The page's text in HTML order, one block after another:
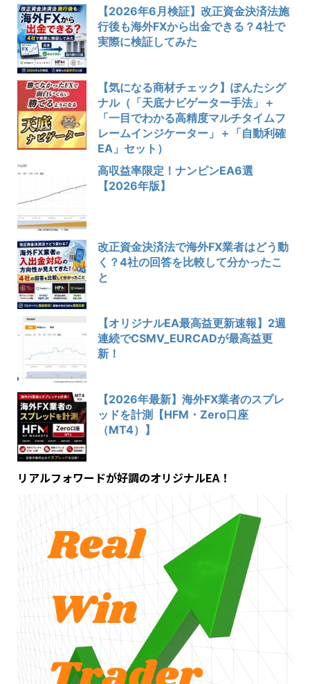
【2026年6月検証】改正資金決済法施
行後も海外FXから出金できる？4社で
実際に検証してみた
【気になる商材チェック】ぽんたシグ
ナル（「天底ナビゲーター手法」＋
「一目でわかる高精度マルチタイムフ
レームインジケーター」＋「自動利確
EA」セット）
高収益率限定！ナンピンEA6選
【2026年版】
改正資金決済法で海外FX業者はどう動
く？4社の回答を比較して分かったこ
と
【オリジナルEA最高益更新速報】2週
連続でCSMV_EURCADが最高益更
新！
【2026年最新】海外FX業者のスプレ
ッドを計測【HFM・Zero口座
（MT4）】
リアルフォワードが好調のオリジナルEA！